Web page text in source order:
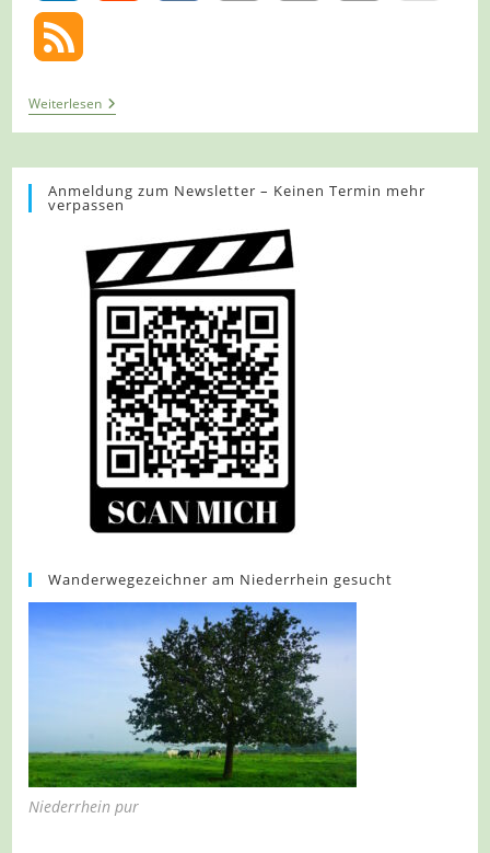
WeiterlesenTour
1073
–
–
Auf
Dem
In
Den
Osten
Von
Billerbeck
Anmeldung zum Newsletter – Keinen Termin mehr
verpassen
Wanderwegezeichner am Niederrhein gesucht
Niederrhein pur